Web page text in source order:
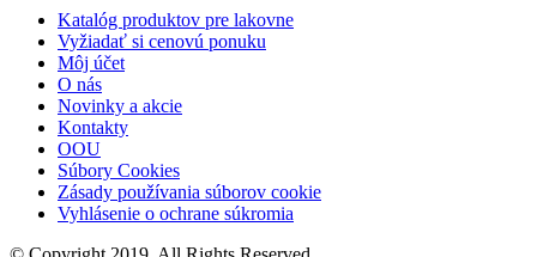
Katalóg produktov pre lakovne
Vyžiadať si cenovú ponuku
Môj účet
O nás
Novinky a akcie
Kontakty
OOU
Súbory Cookies
Zásady používania súborov cookie
Vyhlásenie o ochrane súkromia